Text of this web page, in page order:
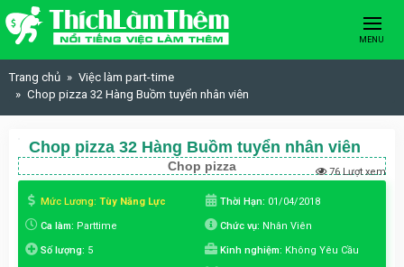
Skip to content
MENU
Trang chủ
Việc làm part-time
Chop pizza 32 Hàng Buồm tuyển nhân viên
Chop pizza 32 Hàng Buồm tuyển nhân viên
Chop pizza 76 Lượt xem
Mức Lương: Tùy Năng Lực Thời Hạn: 01/04/2018
Ca làm: Parttime Chức vụ: Nhân Viên
Số lượng: 5 Kinh nghiệm: Không Yêu Cầu